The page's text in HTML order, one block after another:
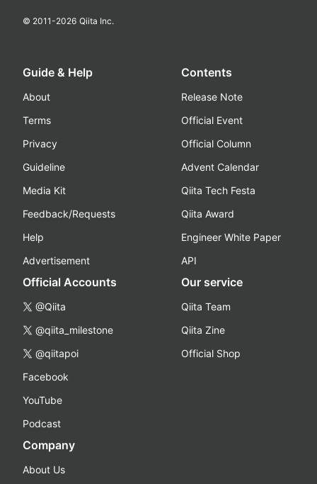
© 2011-2026 Qiita Inc.
Guide & Help
About
Terms
Privacy
Guideline
Media Kit
Feedback/Requests
Help
Advertisement
Contents
Release Note
Official Event
Official Column
Advent Calendar
Qiita Tech Festa
Qiita Award
Engineer White Paper
API
Official Accounts
@Qiita
@qiita_milestone
@qiitapoi
Facebook
YouTube
Podcast
Our service
Qiita Team
Qiita Zine
Official Shop
Company
About Us